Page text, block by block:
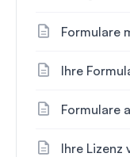
Formulare
Ihre
Formulare
Ihre Lizenz